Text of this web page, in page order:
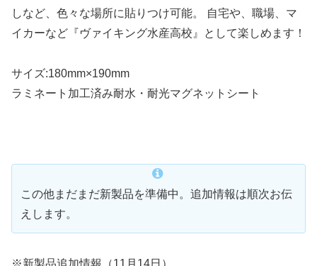
しなど、色々な場所に貼りつけ可能。 自宅や、職場、マ
イカーなど『ヴァイキング水産高校』として楽しめます！
サイズ:180mm×190mm
ラミネート加工済み耐水・耐光マグネットシート
この他まだまだ新製品を準備中。追加情報は順次お伝
えします。
※新製品追加情報（11月14日）